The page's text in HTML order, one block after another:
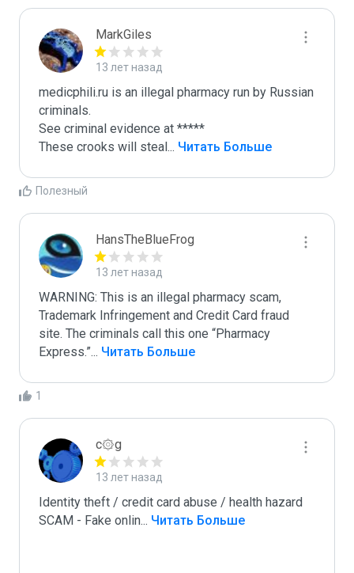
MarkGiles
13 лет назад
medicphili.ru is an illegal pharmacy run by Russian
criminals.
See criminal evidence at *****
These crooks will steal... Читать Больше
Полезный
HansTheBlueFrog
13 лет назад
WARNING: This is an illegal pharmacy scam,
Trademark Infringement and Credit Card fraud
site. The criminals call this one “Pharmacy
Express.”... Читать Больше
1
c۞g
13 лет назад
Identity theft / credit card abuse / health hazard
SCAM - Fake onlin... Читать Больше